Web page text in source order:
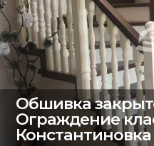
Обшивка
Ограждение
Константиновка